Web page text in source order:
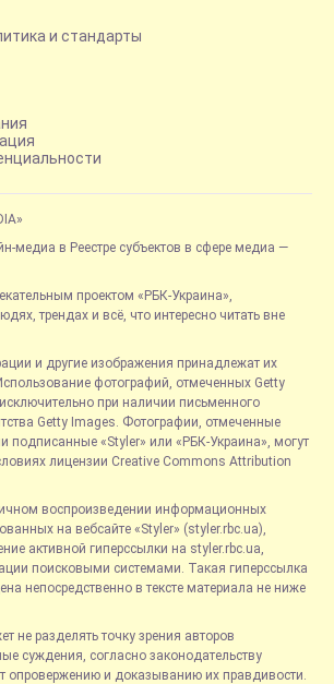
и стандарты
медиа в Реестре субъектов в сфере медиа —
проектом «РБК-Украина»,
трендах и всё, что интересно читать вне
и другие изображения принадлежат их
фотографий, отмеченных Getty
при наличии письменного
Getty Images. Фотографии, отмеченные
подписанные «Styler» или «РБК-Украина», могут
лицензии Creative Commons Attribution
воспроизведении информационных
на вебсайте «Styler» (styler.rbc.ua),
активной гиперссылки на styler.rbc.ua,
поисковыми системами. Такая гиперссылка
непосредственно в тексте материала не ниже
не разделять точку зрения авторов
суждения, согласно законодательству
опровержению и доказыванию их правдивости.